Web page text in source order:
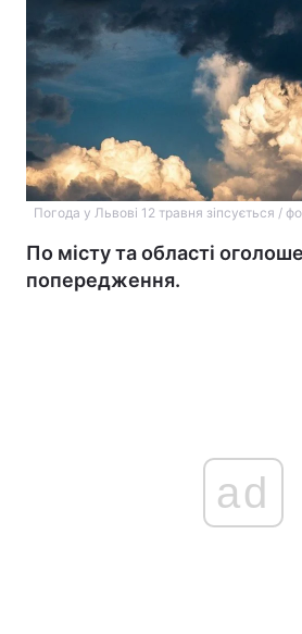
Погода у Львові 12 травня зіпсується /
По місту та області
попередження.
ad